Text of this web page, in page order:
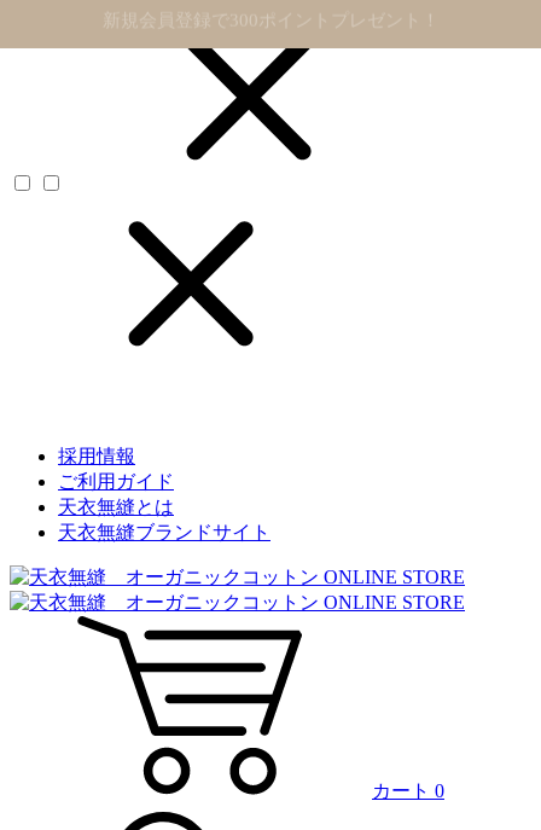
11,000円以上で送料無料
採用情報
ご利用ガイド
天衣無縫とは
天衣無縫ブランドサイト
カート 0